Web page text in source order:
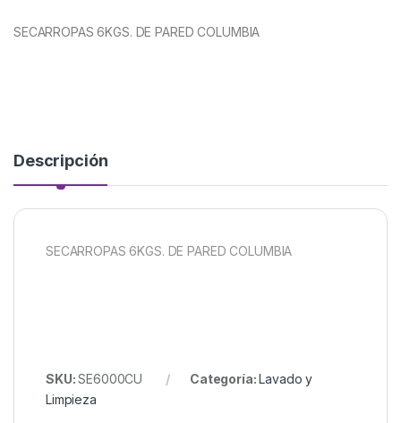
SECARROPAS 6KGS. DE PARED COLUMBIA
Descripción
SECARROPAS 6KGS. DE PARED COLUMBIA
SKU:SE6000CU Categoría:Lavado y
Limpieza